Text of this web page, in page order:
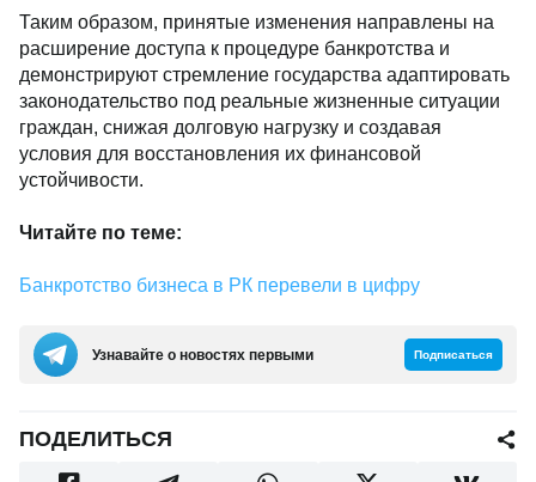
Таким образом, принятые изменения направлены на
расширение доступа к процедуре банкротства и
демонстрируют стремление государства адаптировать
законодательство под реальные жизненные ситуации
граждан, снижая долговую нагрузку и создавая
условия для восстановления их финансовой
устойчивости.
Читайте по теме:
Банкротство бизнеса в РК перевели в цифру
Узнавайте о новостях первыми Подписаться
ПОДЕЛИТЬСЯ